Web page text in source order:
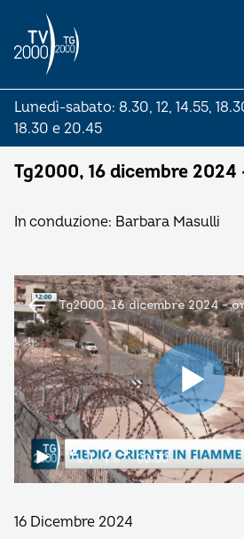
Lunedì-sabato: 8.30, 12, 14.55,
18.30 e 20.45
Tg2000, 16 dicembre 2024
In conduzione: Barbara Masulli
16 Dicembre 2024